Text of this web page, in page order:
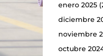
enero 2025
diciembre
noviembre
octubre